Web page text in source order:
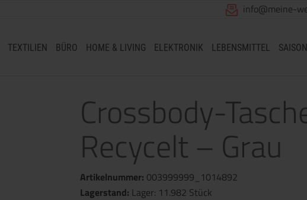
info@meine-
TEXTILIEN BÜRO HOME & LIVING ELEKTRONIK LEBENSMITTEL
Crossbody-
Recycelt – Grau
Artikelnummer: 003999999_1014892
Lagerstand: Lager: 11.982 Stück